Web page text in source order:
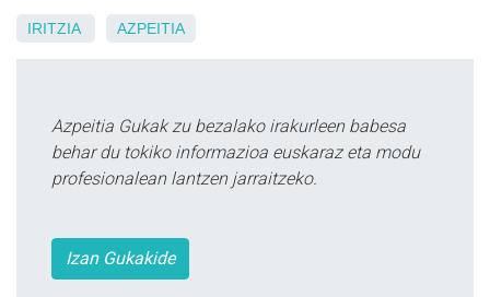
IRITZIA AZPEITIA
Azpeitia Gukak zu bezalako irakurleen babesa
behar du tokiko informazioa euskaraz eta modu
profesionalean lantzen jarraitzeko.
Izan Gukakide